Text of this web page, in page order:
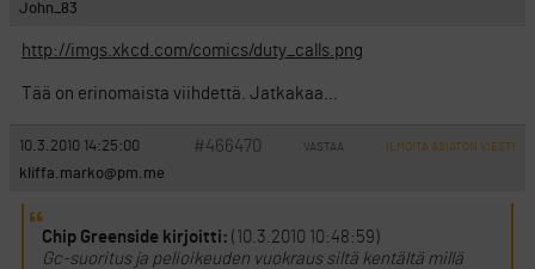
John_83
http://imgs.xkcd.com/comics/duty_calls.png
Tää on erinomaista viihdettä. Jatkakaa…
10.3.2010 14:25:00 #466470 VASTAA ILMOITA ASIATON VIESTI
kliffa.marko@pm.me
Chip Greenside kirjoitti: (10.3.2010 10:48:59)
Gc-suoritus ja pelioikeuden vuokraus siltä kentältä millä